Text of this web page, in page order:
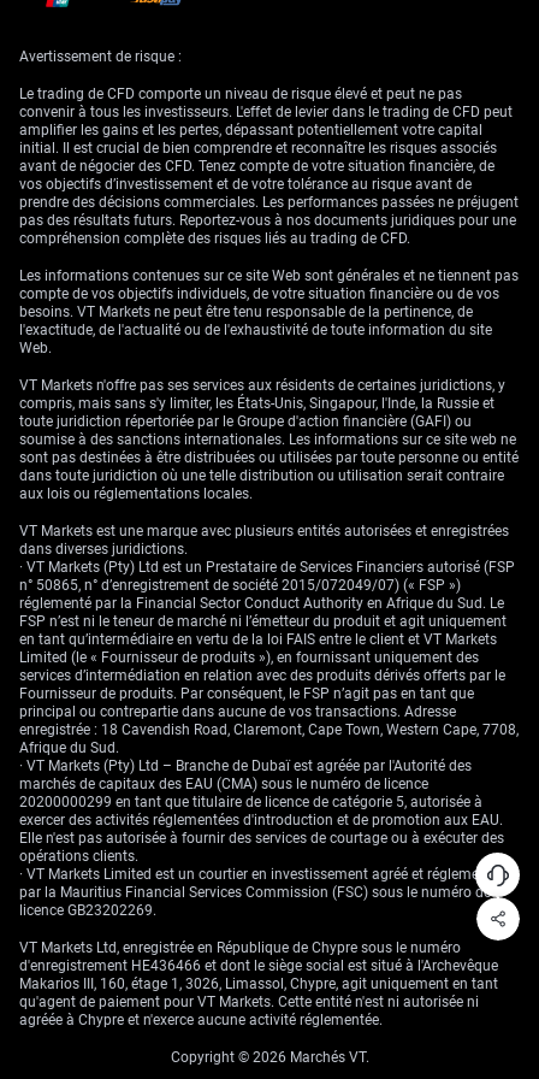
récentes de l’Energy Information Administration (EIA) du 24 juin 2026
millions de barils, suggérant que l’offre sous-jacente demeure solide. Une
percée diplomatique ramènerait l’attention du marché sur ces
fondamentaux plus souples, ce qui pourrait pousser le WTI vers le milieu
des 60 dollars.
Stratégie de trading et
événements clés à
surveiller
position directionnelle simple. Selon nous, la meilleure approche
consiste à trader la volatilité attendue elle-même, via l’achat de contrats
d’options. Un straddle long — qui consiste à acheter simultanément une
option d’achat (call) et une option de vente (put) avec le même prix
d’exercice et la même échéance — constitue une stratégie adaptée pour
profiter d’un mouvement de prix marqué dans un sens comme dans
l’autre.
Nous privilégions des contrats arrivant à échéance fin juillet ou début
août 2026. Cet horizon offre une fenêtre suffisante pour que l’issue des
discussions et toute éventuelle répercussion soient intégrées dans les
prix de marché. Nous surveillons de près les niveaux de volatilité
implicite, car ils reflètent l’anticipation de variations de prix par le
marché et déterminent le coût de ces options.
Dans les prochains jours, les événements les plus critiques à suivre
seront toute déclaration officielle des délégations américaine ou
iranienne à Doha. Nous surveillerons également tout renforcement de la
présence militaire à proximité de la voie maritime, ainsi que les rapports
hebdomadaires de l’API et de l’EIA sur les stocks. Ces éléments seront
déterminants pour naviguer dans ce qui s’annonce comme une période
très active pour les marchés pétroliers.
Avertissement de risque :
Le trading de CFD comporte un niveau de risque élevé et peut ne pas
convenir à tous les investisseurs. L'effet de levier dans le trading de CFD peut
amplifier les gains et les pertes, dépassant potentiellement votre capital
initial. Il est crucial de bien comprendre et reconnaître les risques associés
avant de négocier des CFD. Tenez compte de votre situation financière, de
vos objectifs d’investissement et de votre tolérance au risque avant de
prendre des décisions commerciales. Les performances passées ne préjugent
pas des résultats futurs. Reportez-vous à nos documents juridiques pour une
compréhension complète des risques liés au trading de CFD.
Les informations contenues sur ce site Web sont générales et ne tiennent pas
compte de vos objectifs individuels, de votre situation financière ou de vos
besoins. VT Markets ne peut être tenu responsable de la pertinence, de
l'exactitude, de l'actualité ou de l'exhaustivité de toute information du site
Web.
VT Markets n'offre pas ses services aux résidents de certaines juridictions, y
compris, mais sans s'y limiter, les États-Unis, Singapour, l'Inde, la Russie et
toute juridiction répertoriée par le Groupe d'action financière (GAFI) ou
soumise à des sanctions internationales. Les informations sur ce site web ne
sont pas destinées à être distribuées ou utilisées par toute personne ou entité
dans toute juridiction où une telle distribution ou utilisation serait contraire
aux lois ou réglementations locales.
VT Markets est une marque avec plusieurs entités autorisées et enregistrées
dans diverses juridictions.
· VT Markets (Pty) Ltd est un Prestataire de Services Financiers autorisé (FSP
n° 50865, n° d’enregistrement de société 2015/072049/07) (« FSP »)
réglementé par la Financial Sector Conduct Authority en Afrique du Sud. Le
FSP n’est ni le teneur de marché ni l’émetteur du produit et agit uniquement
en tant qu’intermédiaire en vertu de la loi FAIS entre le client et VT Markets
Limited (le « Fournisseur de produits »), en fournissant uniquement des
services d’intermédiation en relation avec des produits dérivés offerts par le
Fournisseur de produits. Par conséquent, le FSP n’agit pas en tant que
principal ou contrepartie dans aucune de vos transactions. Adresse
enregistrée : 18 Cavendish Road, Claremont, Cape Town, Western Cape, 7708,
Afrique du Sud.
· VT Markets (Pty) Ltd – Branche de Dubaï est agréée par l'Autorité des
marchés de capitaux des EAU (CMA) sous le numéro de licence
20200000299 en tant que titulaire de licence de catégorie 5, autorisée à
exercer des activités réglementées d'introduction et de promotion aux EAU.
Elle n'est pas autorisée à fournir des services de courtage ou à exécuter des
opérations clients.
· VT Markets Limited est un courtier en investissement agréé et réglementé
par la Mauritius Financial Services Commission (FSC) sous le numéro de
licence GB23202269.
VT Markets Ltd, enregistrée en République de Chypre sous le numéro
d'enregistrement HE436466 et dont le siège social est situé à l'Archevêque
Makarios III, 160, étage 1, 3026, Limassol, Chypre, agit uniquement en tant
qu'agent de paiement pour VT Markets. Cette entité n'est ni autorisée ni
agréée à Chypre et n'exerce aucune activité réglementée.
Copyright © 2026 Marchés VT.